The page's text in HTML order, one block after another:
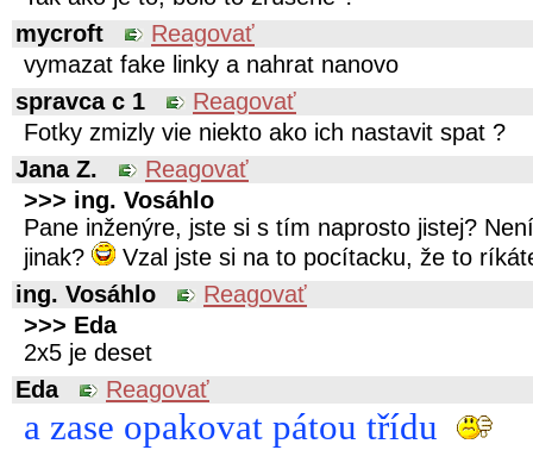
mycroft
Reagovať
vymazat fake linky a nahrat nanovo
spravca c 1
Reagovať
Fotky zmizly vie niekto ako ich nastavit spat ?
Jana Z.
Reagovať
>>> ing. Vosáhlo
Pane inženýre, jste si s tím naprosto jistej?
jinak?
Vzal jste si na to pocítacku, že to
ing. Vosáhlo
Reagovať
>>> Eda
2x5 je deset
Eda
Reagovať
a zase opakovat pátou třídu